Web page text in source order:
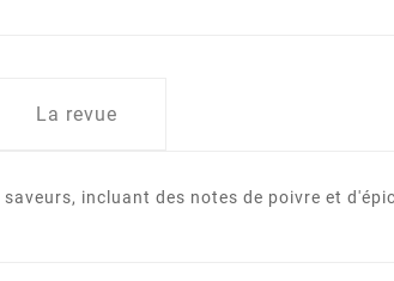
La revue
incluant des notes de poivre et